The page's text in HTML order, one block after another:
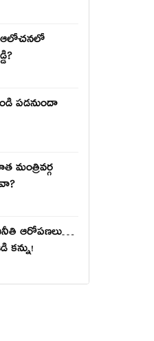
ఆలోచనలో
పడనుందా
మంత్రివర్గ
ఆరోపణలు…